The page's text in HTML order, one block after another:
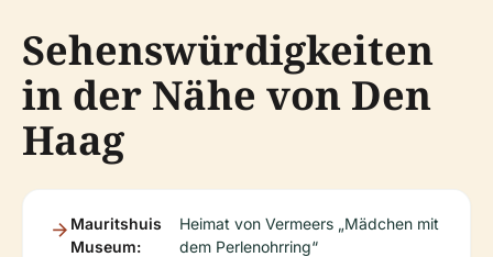
Sehenswürdigkeiten
in der Nähe von Den
Haag
Mauritshuis
Museum:
Heimat von Vermeers „Mädchen mit
dem Perlenohrring“